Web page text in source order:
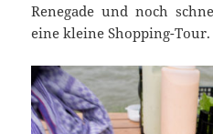
Renegade und noch
eine kleine Shopping-Tour.